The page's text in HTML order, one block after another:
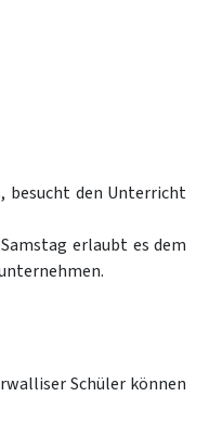
besucht den Unterricht
erlaubt es dem
Schüler können